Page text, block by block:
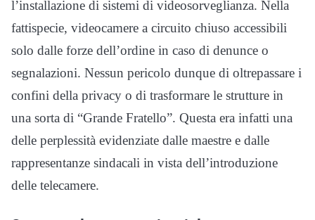
l’installazione di sistemi di videosorveglianza. Nella
fattispecie, videocamere a circuito chiuso accessibili
solo dalle forze dell’ordine in caso di denunce o
segnalazioni. Nessun pericolo dunque di oltrepassare i
confini della privacy o di trasformare le strutture in
una sorta di “Grande Fratello”. Questa era infatti una
delle perplessità evidenziate dalle maestre e dalle
rappresentanze sindacali in vista dell’introduzione
delle telecamere.